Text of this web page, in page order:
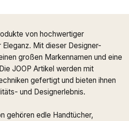
von hochwertiger
Mit dieser Designer-
großen Markennamen und eine
JOOP Artikel werden mit
gefertigt und bieten ihnen
und Designerlebnis.
gehören edle Handtücher,